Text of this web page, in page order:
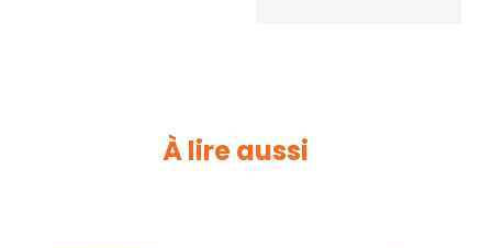
À lire aussi